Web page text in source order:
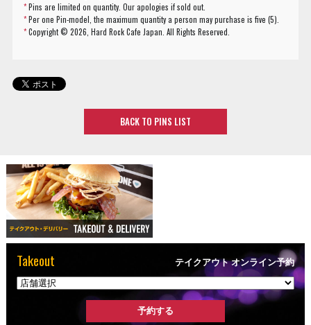
*Pins are limited on quantity. Our apologies if sold out.
*Per one Pin-model, the maximum quantity a person may purchase is five (5).
*Copyright ©2026, Hard Rock Cafe Japan. All Rights Reserved.
BACK TO PINS LIST
Takeout テイクアウト オンライン予約